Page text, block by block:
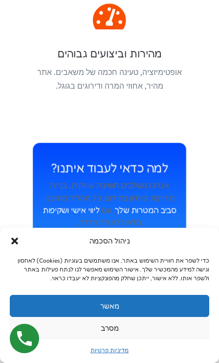
ניהול הסכמה
כדי לשפר את חוויית השימוש באתר, אנו משתמשים בעוגיות (Cookies) לאחסון
וגישה למידע מהמכשיר שלך. אישור השימוש מאפשר לנו לנתח פעילות באתר
ולשפר אותו. ללא אישור, ייתכן שחלק מהפונקציות לא יעבדו כראוי.
מאשר
מסרב
מדיניות פרטיות

מהירות וביצועים גבוהים
אופטימיזציה, טעינה חכמה של משאבים. אתר
מהיר, אחוזי המרה ודירוגים בגוגל.
למה כדאי לעבוד איתנו?
אנחנו משלבים חשיבה שיווקית, בנייה
מדויקת וניסיון בקידום. כל תהליך מתוכנן
סביב המטרות שלך, עם ליווי אישי ושקיפות
מלאה לאורך הדרך.
בוא נבנה יחד את הצעד הבא של העסק
מתחילים לעבוד עם סייטקיק